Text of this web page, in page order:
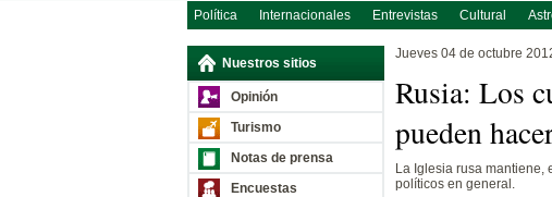
Política Internacionales Entrevistas Cultural
Nuestros sitios
Opinión
Turismo
Notas de prensa
Encuestas
Jueves 04 de octubre
Rusia: Los
pueden
La Iglesia rusa mantiene,
políticos en general.